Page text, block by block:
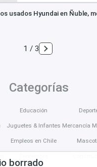
usados Hyundai en Ñuble,
1 / 3
borrado
Categorías
Educación
Juguetes & Infantes
Empleos en Chile
Mercancía